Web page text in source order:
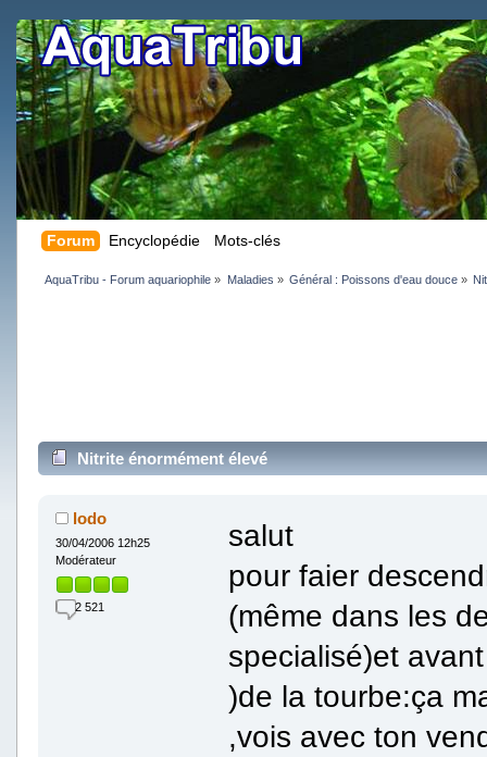
Forum Encyclopédie Mots-clés
AquaTribu - Forum aquariophile » Maladies » Général : Poissons d'eau douce»
Nitrite énormément élevé
lodo
30/04/2006 12h25
Modérateur
2 521
salut
pour faier
(même dans les
specialisé)et
)de la tourbe:ça
,vois avec ton